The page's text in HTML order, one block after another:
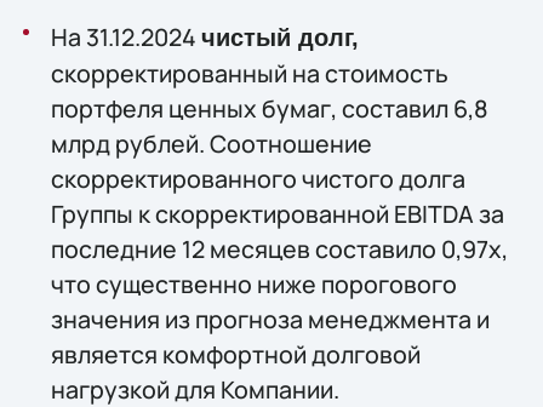
На 31.12.2024 чистый долг,
скорректированный на стоимость
портфеля ценных бумаг, составил 6,8
млрд рублей. Соотношение
скорректированного чистого долга
Группы к скорректированной EBITDA за
последние 12 месяцев составило 0,97х,
что существенно ниже порогового
значения из прогноза менеджмента и
является комфортной долговой
нагрузкой для Компании.